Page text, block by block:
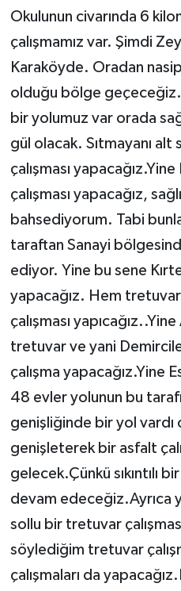
Okulunun civarında 6
çalışmamız var. Şimdi
Karaköyde. Oradan
olduğu bölge
bir yolumuz var orada
gül olacak. Sıtmayanı
çalışması
çalışması yapacağız,
bahsediyorum. Tabi
taraftan Sanayi
ediyor. Yine bu sene
yapacağız. Hem tretuvar
çalışması
tretuvar ve yani
çalışma yapacağız.Yine
48 evler yolunun bu
genişliğinde bir yol
genişleterek bir asfalt
gelecek.Çünkü sıkıntılı
devam edeceğiz.Ayrıca
sollu bir tretuvar
söylediğim tretuvar
çalışmaları da